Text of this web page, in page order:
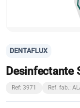
DENTAFLUX
Desinfectante
Ref: 3971 Ref. fab.: